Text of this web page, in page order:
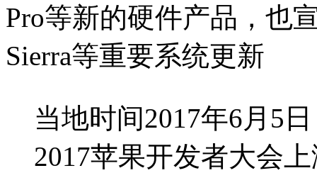
Pro等新的硬件产品，也
Sierra等重要系统更新
当地时间2017年6月5
2017苹果开发者大会